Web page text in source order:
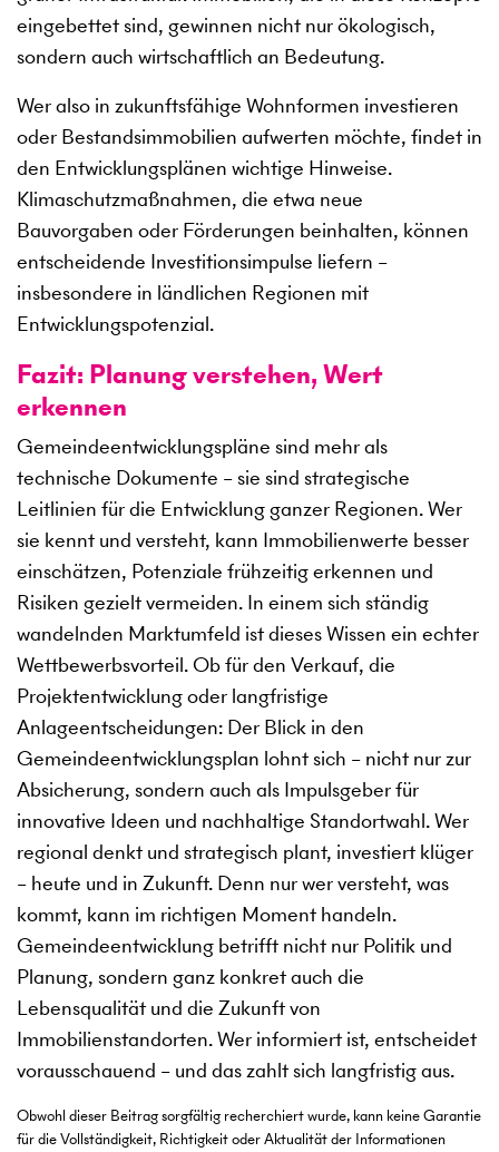
eingebettet sind, gewinnen nicht nur ökologisch,
sondern auch wirtschaftlich an Bedeutung.
Wer also in zukunftsfähige Wohnformen investieren
oder Bestandsimmobilien aufwerten möchte, findet in
den Entwicklungsplänen wichtige Hinweise.
Klimaschutzmaßnahmen, die etwa neue
Bauvorgaben oder Förderungen beinhalten, können
entscheidende Investitionsimpulse liefern –
insbesondere in ländlichen Regionen mit
Entwicklungspotenzial.
Fazit: Planung verstehen, Wert
erkennen
Gemeindeentwicklungspläne sind mehr als
technische Dokumente – sie sind strategische
Leitlinien für die Entwicklung ganzer Regionen. Wer
sie kennt und versteht, kann Immobilienwerte besser
einschätzen, Potenziale frühzeitig erkennen und
Risiken gezielt vermeiden. In einem sich ständig
wandelnden Marktumfeld ist dieses Wissen ein echter
Wettbewerbsvorteil. Ob für den Verkauf, die
Projektentwicklung oder langfristige
Anlageentscheidungen: Der Blick in den
Gemeindeentwicklungsplan lohnt sich – nicht nur zur
Absicherung, sondern auch als Impulsgeber für
innovative Ideen und nachhaltige Standortwahl. Wer
regional denkt und strategisch plant, investiert klüger
– heute und in Zukunft. Denn nur wer versteht, was
kommt, kann im richtigen Moment handeln.
Gemeindeentwicklung betrifft nicht nur Politik und
Planung, sondern ganz konkret auch die
Lebensqualität und die Zukunft von
Immobilienstandorten. Wer informiert ist, entscheidet
vorausschauend – und das zahlt sich langfristig aus.
Obwohl dieser Beitrag sorgfältig recherchiert wurde, kann keine Garantie
für die Vollständigkeit, Richtigkeit oder Aktualität der Informationen